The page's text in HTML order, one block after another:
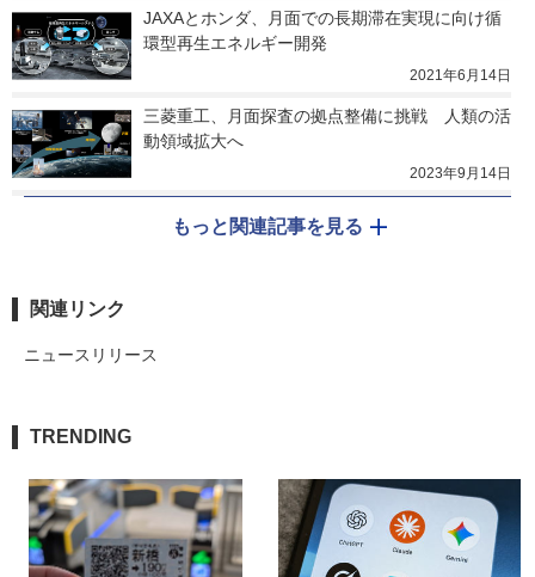
JAXAとホンダ、月面での長期滞在実現に向け循
環型再生エネルギー開発
2021年6月14日
三菱重工、月面探査の拠点整備に挑戦　人類の活
動領域拡大へ
2023年9月14日
もっと関連記事を見る
関連リンク
ニュースリリース
TRENDING